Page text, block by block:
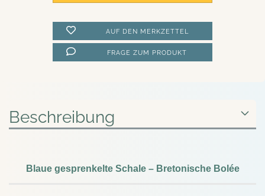
AUF DEN MERKZETTEL
FRAGE ZUM PRODUKT
Beschreibung
Blaue gesprenkelte Schale – Bretonische Bolée